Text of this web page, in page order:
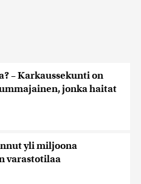
– Karkaussekunti on
jonka haitat
yli miljoona
varastotilaa